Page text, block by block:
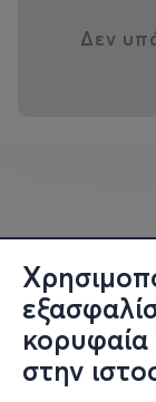
κορυφαία
στην
Δεν